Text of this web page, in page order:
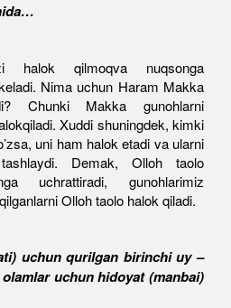
halok qilmoqva nuqsonga
Nima uchun Haram Makka
Chunki Makka gunohlarni
Xuddi shuningdek, kimki
uni ham halok etadi va ularni
Demak, Olloh taolo
uchrattiradi, gunohlarimiz
Olloh taolo halok qiladi.
uchun qurilgan birinchi uy –
uchun hidoyat (manbai)